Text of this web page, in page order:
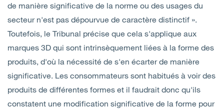
de manière significative de la norme ou des usages du
secteur n'est pas dépourvue de caractère distinctif ».
Toutefois, le Tribunal précise que cela s'applique aux
marques 3D qui sont intrinsèquement liées à la forme des
produits, d'où la nécessité de s'en écarter de manière
significative. Les consommateurs sont habitués à voir des
produits de différentes formes et il faudrait donc qu'ils
constatent une modification significative de la forme pour